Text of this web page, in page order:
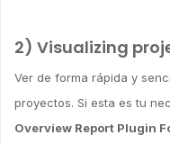
2) Visualizing
Ver de forma rápida y
proyectos. Si esta es tu
Overview Report Plugin